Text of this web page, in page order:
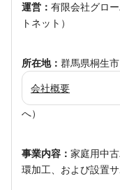
運営： 有限会社グロ
トネット）
所在地： 群馬県桐生
会社概要
へ）
事業内容： 家庭用中
環加工、および設置サ